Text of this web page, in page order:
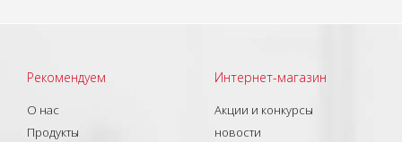
Рекомендуем
О нас
Продукты
Интернет-магазин
Акции и конкурсы
новости